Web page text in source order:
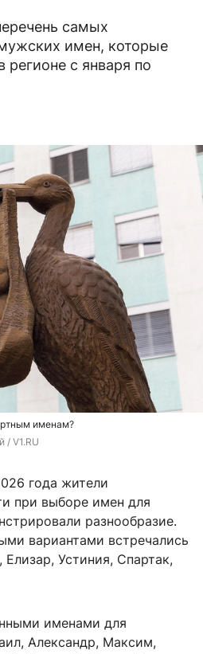
самых
имен, которые
с января по
именам?
/ V1.RU
года жители
при выборе имен для
разнообразие.
вариантами встречались
Устиния, Спартак,
именами для
Александр, Максим,